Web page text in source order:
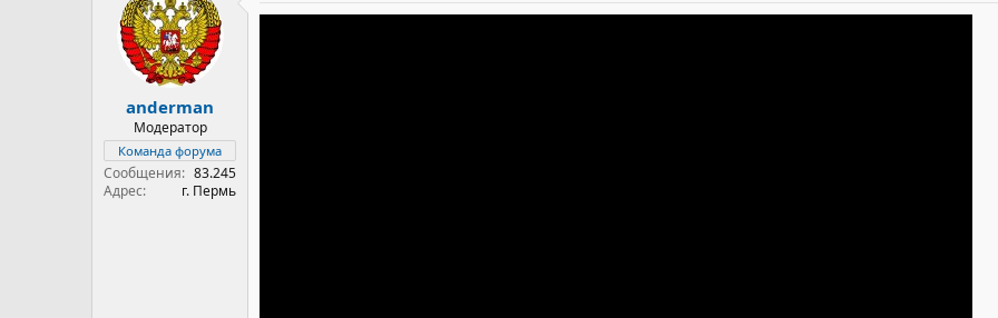
anderman
Модератор
Команда форума
Сообщения
83.245
Адрес
г. Пермь